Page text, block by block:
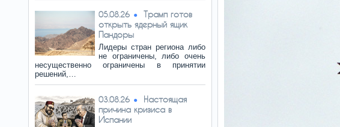
05.08.26
Трамп готов
открыть ядерный ящик
Пандоры
Лидеры стран региона либо
не ограничены, либо очень
несущественно ограничены в принятии
решений,…
03.08.26
Настоящая
причина кризиса в
Испании